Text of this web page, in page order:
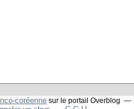
coréenne sur le portail Overblog